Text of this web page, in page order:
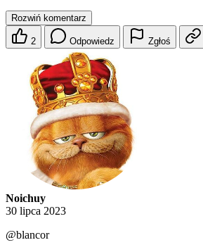
Rozwiń komentarz
2 Odpowiedz Zgłoś
Noichuy
30 lipca 2023
@blancor